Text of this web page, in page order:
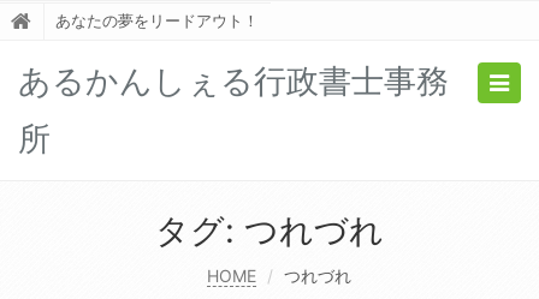
あなたの夢をリードアウト！
あるかんしぇる行政書士事務
所
タグ: つれづれ
HOME つれづれ